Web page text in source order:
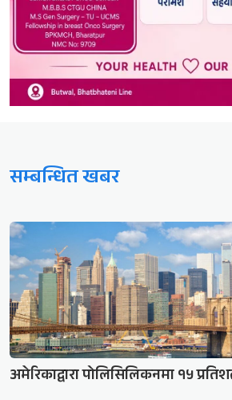
सम्बन्धित खबर
अमेरिकाद्वारा पोलिसिलिकनमा १५